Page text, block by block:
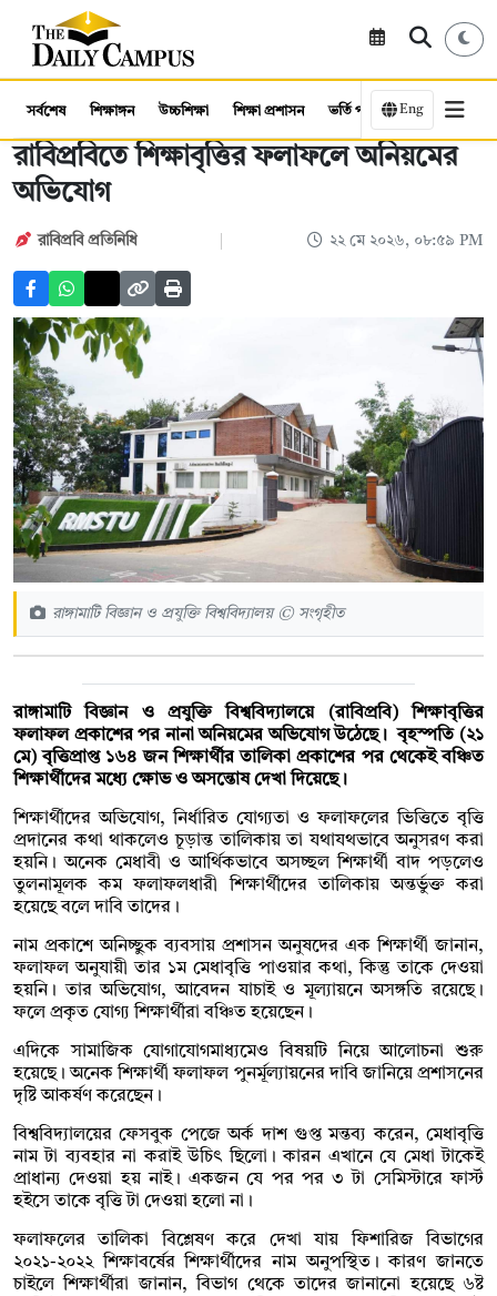
সর্বশেষ শিক্ষাঙ্গন উচ্চশিক্ষা শিক্ষা প্রশাসন ভর্তি পরীক্ষা কর্মসংস্থান
Eng
রাবিপ্রবিতে শিক্ষাবৃত্তির ফলাফলে অনিয়মের
অভিযোগ
রাবিপ্রবি প্রতিনিধি ২২ মে ২০২৬, ০৮:৫৯ PM
রাঙ্গামাটি বিজ্ঞান ও প্রযুক্তি বিশ্ববিদ্যালয় © সংগৃহীত
রাঙ্গামাটি বিজ্ঞান ও প্রযুক্তি বিশ্ববিদ্যালয়ে (রাবিপ্রবি) শিক্ষাবৃত্তির
ফলাফল প্রকাশের পর নানা অনিয়মের অভিযোগ উঠেছে। বৃহস্পতি (২১
মে) বৃত্তিপ্রাপ্ত ১৬৪ জন শিক্ষার্থীর তালিকা প্রকাশের পর থেকেই বঞ্চিত
শিক্ষার্থীদের মধ্যে ক্ষোভ ও অসন্তোষ দেখা দিয়েছে।
শিক্ষার্থীদের অভিযোগ, নির্ধারিত যোগ্যতা ও ফলাফলের ভিত্তিতে বৃত্তি
প্রদানের কথা থাকলেও চূড়ান্ত তালিকায় তা যথাযথভাবে অনুসরণ করা
হয়নি। অনেক মেধাবী ও আর্থিকভাবে অসচ্ছল শিক্ষার্থী বাদ পড়লেও
তুলনামূলক কম ফলাফলধারী শিক্ষার্থীদের তালিকায় অন্তর্ভুক্ত করা
হয়েছে বলে দাবি তাদের।
নাম প্রকাশে অনিচ্ছুক ব্যবসায় প্রশাসন অনুষদের এক শিক্ষার্থী জানান,
ফলাফল অনুযায়ী তার ১ম মেধাবৃত্তি পাওয়ার কথা, কিন্তু তাকে দেওয়া
হয়নি। তার অভিযোগ, আবেদন যাচাই ও মূল্যায়নে অসঙ্গতি রয়েছে।
ফলে প্রকৃত যোগ্য শিক্ষার্থীরা বঞ্চিত হয়েছেন।
এদিকে সামাজিক যোগাযোগমাধ্যমেও বিষয়টি নিয়ে আলোচনা শুরু
হয়েছে। অনেক শিক্ষার্থী ফলাফল পুনর্মূল্যায়নের দাবি জানিয়ে প্রশাসনের
দৃষ্টি আকর্ষণ করেছেন।
বিশ্ববিদ্যালয়ের ফেসবুক পেজে অর্ক দাশ গুপ্ত মন্তব্য করেন, মেধাবৃত্তি
নাম টা ব্যবহার না করাই উচিৎ ছিলো। কারন এখানে যে মেধা টাকেই
প্রাধান্য দেওয়া হয় নাই। একজন যে পর পর ৩ টা সেমিস্টারে ফার্স্ট
হইসে তাকে বৃত্তি টা দেওয়া হলো না।
ফলাফলের তালিকা বিশ্লেষণ করে দেখা যায় ফিশারিজ বিভাগের
২০২১-২০২২ শিক্ষাবর্ষের শিক্ষার্থীদের নাম অনুপস্থিত। কারণ জানতে
চাইলে শিক্ষার্থীরা জানান, বিভাগ থেকে তাদের জানানো হয়েছে ৬ষ্ট